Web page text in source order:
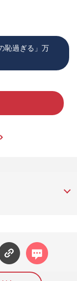
恥過ぎる」万
営する日本のニュ
『週刊女性』の誌
利用者層にとって
リライトして配信
コメン
ト